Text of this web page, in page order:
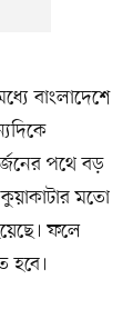
বাংলাদেশে
পথে বড়
মতো
ফলে
হবে।